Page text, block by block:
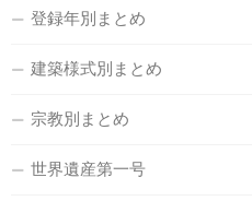
登録年別まとめ
建築様式別まとめ
宗教別まとめ
世界遺産第一号